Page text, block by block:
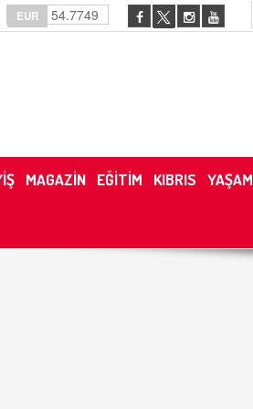
EUR 54.7749
MAGAZİN EĞİTİM KIBRIS YAŞAM